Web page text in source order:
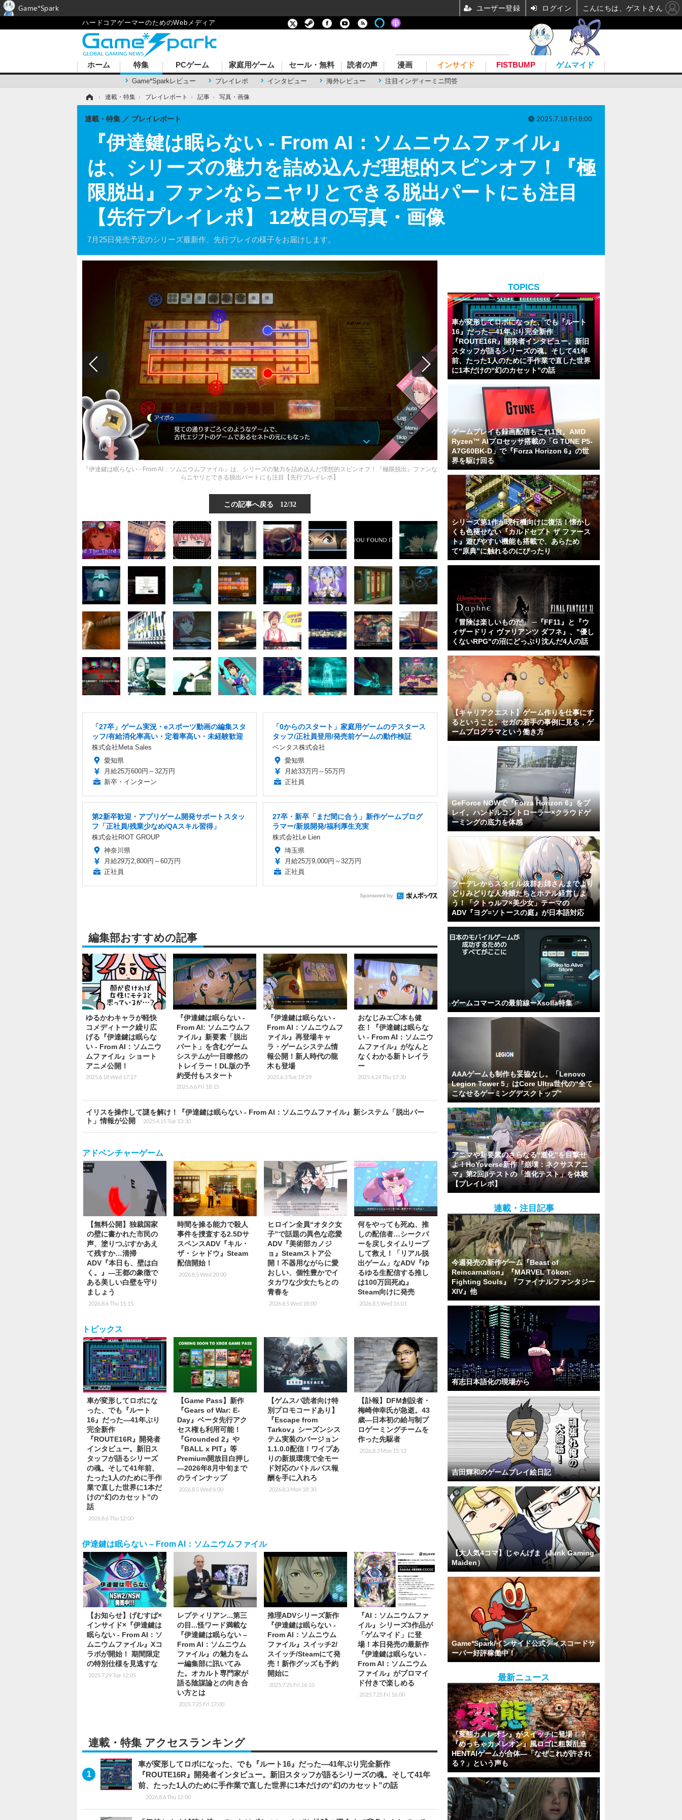
ハードコアゲーマーのためのWebメディア
ホーム 特集
Game*Sparkレビュー プレイレポ インタビュー 海外レビュー 注目インディーミニ問答
PCゲーム 家庭用ゲーム セール・無料 読者の声 漫画 インサイド FISTBUMP ゲムマイド
› 連載・特集 › プレイレポート › 記事 › 写真・画像
『伊達鍵は眠らない - From AI：ソムニウムファイル』
は、シリーズの魅力を詰め込んだ理想的スピンオフ！『極
限脱出』ファンならニヤリとできる脱出パートにも注目
【先行プレイレポ】 12枚目の写真・画像
7月25日発売予定のシリーズ最新作、先行プレイの様子をお届けします。
連載・特集 プレイレポート 2025.7.18 Fri 8:00
『伊達鍵は眠らない - From AI：ソムニウムファイル』は、シリーズの魅力を詰め込んだ理想的スピンオフ！『極限脱出』ファンな
らニヤリとできる脱出パートにも注目【先行プレイレポ】
この記事へ戻る 12/32
「27卒」ゲーム実況・eスポーツ動画の編集スタ
ッフ/有給消化率高い・定着率高い・未経験歓迎
株式会社Meta Sales
愛知県
月給25万600円～32万円
新卒・インターン
「0からのスタート」家庭用ゲームのテスタース
タッフ/正社員登用/発売前ゲームの動作検証
ベンタス株式会社
愛知県
月給33万円～55万円
正社員
第2新卒歓迎・アプリゲーム開発サポートスタッ
フ「正社員/残業少なめ/QAスキル習得」
株式会社RIOT GROUP
神奈川県
月給29万2,800円～60万円
正社員
27卒・新卒「まだ間に合う」新作ゲームプログ
ラマー/新規開発/福利厚生充実
株式会社Le Lien
埼玉県
月給25万9,000円～32万円
正社員
Sponsored by
編集部おすすめの記事
ゆるかわキャラが軽快
コメディトーク繰り広
げる『伊達鍵は眠らな
い - From AI：ソムニウ
ムファイル』ショート
アニメ公開！
2025.6.18 Wed 17:27
『伊達鍵は眠らない -
From AI: ソムニウムフ
ァイル』新要素「脱出
パート」を含むゲーム
システムが一目瞭然の
トレイラー！DL版の予
約受付もスタート
2025.6.6 Fri 18:15
『伊達鍵は眠らない -
From AI：ソムニウムフ
ァイル』再登場キャ
ラ・ゲームシステム情
報公開！新人時代の龍
木も登場
2025.6.3 Tue 19:29
おなじみエ◯本も健
在！『伊達鍵は眠らな
い - From AI：ソムニウ
ムファイル』がなんと
なくわかる新トレイラ
ー
2025.4.24 Thu 17:30
イリスを操作して謎を解け！『伊達鍵は眠らない - From AI：ソムニウムファイル』新システム「脱出パー
ト」情報が公開
2025.4.15 Tue 13:30
アドベンチャーゲーム
【無料公開】独裁国家
の壁に書かれた市民の
声、塗りつぶすかあえ
て残すか…清掃
ADV『本日も、壁は白
く。』―王都の象徴で
ある美しい白壁を守り
ましょう
2026.8.6 Thu 15:15
時間を操る能力で殺人
事件を捜査する2.5Dサ
スペンスADV『キル・
ザ・シャドウ』Steam
配信開始！
2026.8.5 Wed 20:00
ヒロイン全員“オタク女
子”で話題の異色な恋愛
ADV『美術部カノジ
ョ』Steamストア公
開！不器用ながらに愛
おしい、個性豊かでイ
タカワな少女たちとの
青春を
2026.8.5 Wed 18:00
何をやっても死ぬ、推
しの配信者…シークバ
ーを戻しタイムリープ
して救え！「リアル脱
出ゲーム」なADV『ゆ
るゆる生配信する推し
は100万回死ぬ』
Steam向けに発売
2026.8.5 Wed 16:01
トピックス
車が変形してロボにな
った、でも『ルート
16』だった―41年ぶり
完全新作
『ROUTE16R』開発者
インタビュー。新旧ス
タッフが語るシリーズ
の魂。そして41年前、
たった1人のために手作
業で直した世界に1本だ
けの“幻のカセット”の
話
2026.8.6 Thu 12:00
【Game Pass】新作
『Gears of War: E-
Day』ベータ先行アク
セス権も利用可能！
『Grounded 2』や
『BALL x PIT』等
Premium開放目白押し
―2026年8月中旬まで
のラインナップ
2026.8.5 Wed 6:00
【ゲムスパ読者向け特
別プロモコードあり】
『Escape from
Tarkov』シーズンシス
テム実装のバージョン
1.1.0.0配信！ワイプあ
りの新規環境で全モー
ド対応のバトルパス報
酬を手に入れろ
2026.8.3 Mon 18:30
【訃報】DFM創設者・
梅崎伸幸氏が急逝。43
歳―日本初の給与制プ
ロゲーミングチームを
作った先駆者
2026.8.3 Mon 15:12
伊達鍵は眠らない – From AI：ソムニウムファイル
【お知らせ】げむすぱ×
インサイド×『伊達鍵は
眠らない - From AI：ソ
ムニウムファイル』Xコ
ラボが開始！ 期間限定
の特別仕様を見逃すな
2025.7.29 Tue 12:05
レプティリアン...第三
の目...怪ワード満載な
『伊達鍵は眠らない –
From AI：ソムニウム
ファイル』の魅力をム
ー編集部に訊いてみ
た。オカルト専門家が
語る陰謀論との向き合
い方とは
2025.7.25 Fri 17:00
推理ADVシリーズ新作
『伊達鍵は眠らない -
From AI：ソムニウム
ファイル』スイッチ2/
スイッチ/Steamにて発
売！新作グッズも予約
開始に
2025.7.25 Fri 16:25
『AI：ソムニウムファ
イル』シリーズ3作品が
「ゲムマイド」に登
場！本日発売の最新作
『伊達鍵は眠らない -
From AI：ソムニウム
ファイル』がブロマイ
ド付きで楽しめる
2025.7.25 Fri 16:00
連載・特集 アクセスランキング
車が変形してロボになった、でも『ルート16』だった―41年ぶり完全新作
『ROUTE16R』開発者インタビュー。新旧スタッフが語るシリーズの魂。そして41年
前、たった1人のために手作業で直した世界に1本だけの“幻のカセット”の話
2026.8.6 Thu 12:00
TOPICS
車が変形してロボになった、でも『ルート
16』だった―41年ぶり完全新作
『ROUTE16R』開発者インタビュー。新旧
スタッフが語るシリーズの魂。そして41年
前、たった1人のために手作業で直した世界
に1本だけの“幻のカセット”の話
ゲームプレイも録画配信もこれ1台。AMD
Ryzen™ AIプロセッサ搭載の「G TUNE P5-
A7G60BK-D」で『Forza Horizon 6』の世
界を駆け回る
シリーズ第1作が現行機向けに復活！懐かし
くも色褪せない『カルドセプト ザ ファース
ト』遊びやすい機能も搭載で、あらため
て“原典”に触れるのにぴったり
「冒険は楽しいものだ」 ─『FF11』と『ウ
ィザードリィ ヴァリアンツ ダフネ』、"優し
くないRPG"の沼にどっぷり沈んだ4人の話
【キャリアクエスト】ゲーム作りを仕事にす
るということ。セガの若手の事例に見る，ゲ
ームプログラマという働き方
GeForce NOWで『Forza Horizon 6』をプ
レイ。ハンドルコントローラー×クラウドゲ
ーミングの底力を体感
クーデレからスタイル抜群お姉さんまでより
どりみどりな人外娘たちとホテル経営しよ
う！「クトゥルフ×美少女」テーマの
ADV『ヨグ=ソトースの庭』が日本語対応
ゲームコマースの最前線ーXsolla特集
AAAゲームも制作も妥協なし。「Lenovo
Legion Tower 5」はCore Ultra世代の“全て
こなせるゲーミングデスクトップ”
アニマや新要素のさらなる“進化”を目撃せ
よ！HoYoverse新作『崩壊：ネクサスアニ
マ』第2回βテストの「進化テスト」を体験
【プレイレポ】
連載・注目記事
今週発売の新作ゲーム『Beast of
Reincarnation』『MARVEL Tōkon:
Fighting Souls』『ファイナルファンタジー
XIV』他
有志日本語化の現場から
吉田輝和のゲームプレイ絵日記
【大人気4コマ】じゃんげま（Junk Gaming
Maiden）
Game*Spark/インサイド公式ディスコードサ
ーバー好評稼働中！
最新ニュース
『変態カメレオン』がスイッチに登場！？
『めっちゃカメレオン』風ロゴに粗製乱造
HENTAIゲームが合体―「なぜこれが許され
る？」という声も
Game*Spark ユーザー登録 ログイン こんにちは、ゲストさん